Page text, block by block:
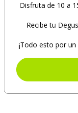
Disfruta de 10 a
Recibe tu
¡Todo esto por